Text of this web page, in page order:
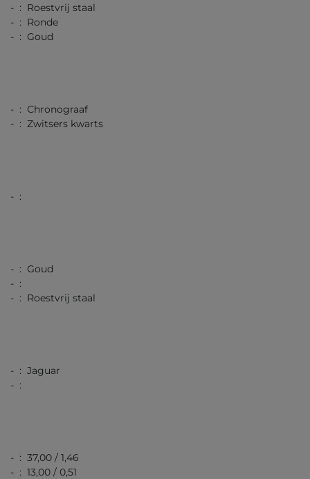
- : Roestvrij staal
- : Ronde
- : Goud
- : Chronograaf
- : Zwitsers kwarts
- :
- : Goud
- :
- : Roestvrij staal
- : Jaguar
- :
- : 37,00 / 1,46
- : 13,00 / 0,51